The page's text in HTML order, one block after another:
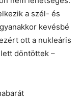
a szél- és
kevésbé
ott a nukleáris
döntöttek –